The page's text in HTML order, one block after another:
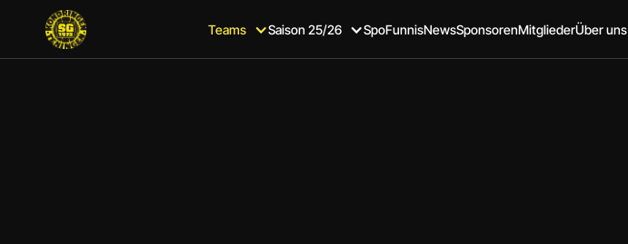
Teams Saison 25/26 SpoFunnisNewsSponsorenMitgliederÜber uns